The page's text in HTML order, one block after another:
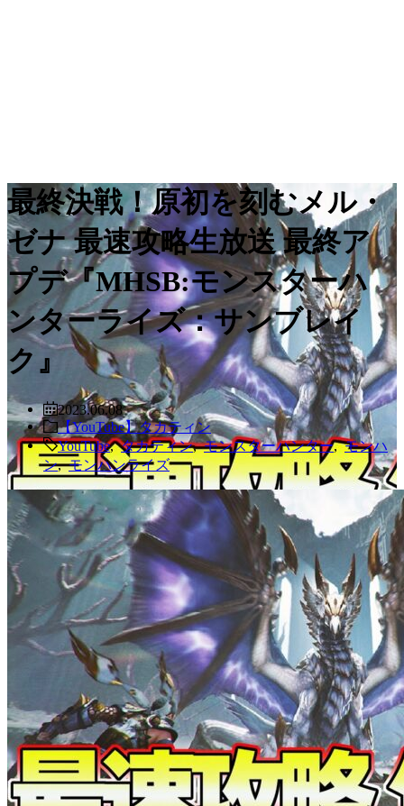
最終決戦！原初を刻むメル・
ゼナ 最速攻略生放送 最終ア
プデ『MHSB:モンスターハ
ンターライズ：サンブレイ
ク』
2023.06.08
【YouTube】タカティン
YouTube,タカティン,モンスターハンター,モンハ
ン,モンハンライズ